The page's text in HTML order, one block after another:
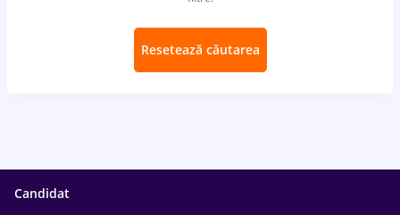
Resetează căutarea
Candidat